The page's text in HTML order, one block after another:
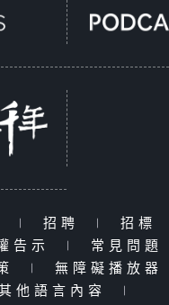
| 招聘 | 招標
告示
| 常見問題
| 無障礙播放器
他語言內容
|